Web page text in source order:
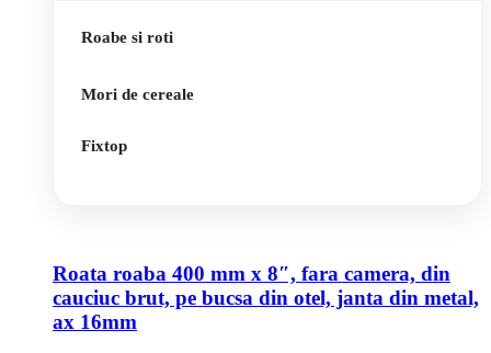
Roabe si roti
Mori de cereale
Fixtop
Roata roaba 400 mm x 8″, fara camera, din
cauciuc brut, pe bucsa din otel, janta din metal,
ax 16mm